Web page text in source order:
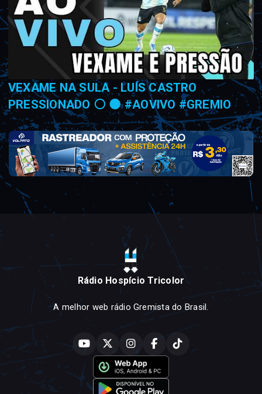
VEXAME NA SULA - LUÍS CASTRO
PRESSIONADO ⚪ ⚫ #AOVIVO #GREMIO
Rádio Hospício Tricolor
A melhor web rádio Gremista do Brasil.